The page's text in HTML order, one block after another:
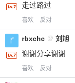
走过路过
喜欢 反对
rbxchc @ 刘旭
谢谢分享谢谢
喜欢 反对